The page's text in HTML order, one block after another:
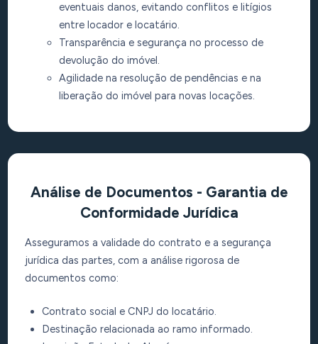
eventuais danos, evitando conflitos e litígios
entre locador e locatário.
Transparência e segurança no processo de
devolução do imóvel.
Agilidade na resolução de pendências e na
liberação do imóvel para novas locações.
Análise de Documentos - Garantia de
Conformidade Jurídica
Asseguramos a validade do contrato e a segurança
jurídica das partes, com a análise rigorosa de
documentos como:
Contrato social e CNPJ do locatário.
Destinação relacionada ao ramo informado.